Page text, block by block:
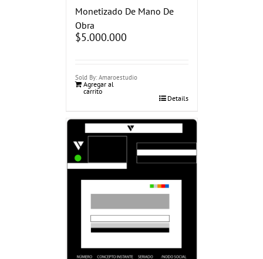
Monetizado De Mano De
Obra
$5.000.000
Sold By: Amaroestudio
Agregar al
carrito
Details